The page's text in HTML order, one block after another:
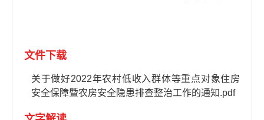
文件下载
关于做好2022年农村低收入群体等重点对象住房
安全保障暨农房安全隐患排查整治工作的通知.pdf